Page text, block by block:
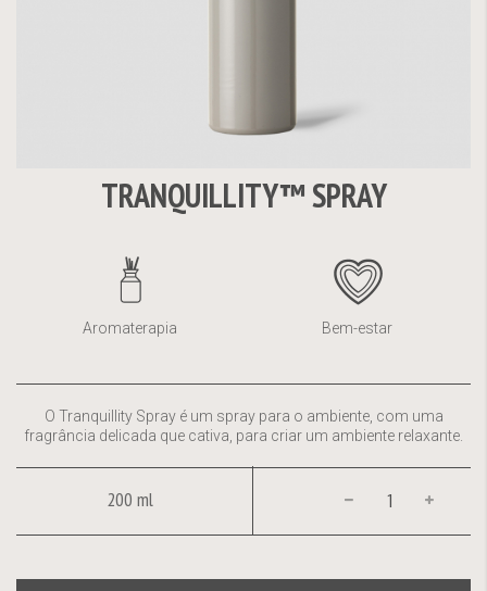
imagens
TRANQUILLITY™ SPRAY
Aromaterapia Bem-estar
O Tranquillity Spray é um spray para o ambiente, com uma
fragrância delicada que cativa, para criar um ambiente relaxante.
200 ml